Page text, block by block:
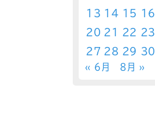
13 14 15 16
20 21 22 23
27 28 29 30
« 6月 8月 »